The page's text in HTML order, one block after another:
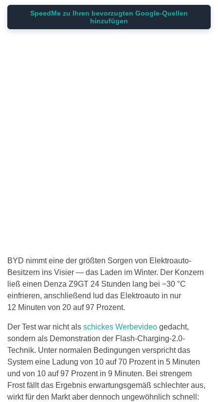
SpeedMe zu Ihren bevorzugten Google-Quellen
hinzufügen
BYD nimmt eine der größten Sorgen von Elektroauto-
Besitzern ins Visier — das Laden im Winter. Der Konzern
ließ einen Denza Z9GT 24 Stunden lang bei −30 °C
einfrieren, anschließend lud das Elektroauto in nur
12 Minuten von 20 auf 97 Prozent.
Der Test war nicht als schickes Werbevideo gedacht,
sondern als Demonstration der Flash-Charging-2.0-
Technik. Unter normalen Bedingungen verspricht das
System eine Ladung von 10 auf 70 Prozent in 5 Minuten
und von 10 auf 97 Prozent in 9 Minuten. Bei strengem
Frost fällt das Ergebnis erwartungsgemäß schlechter aus,
wirkt für den Markt aber dennoch ungewöhnlich schnell: